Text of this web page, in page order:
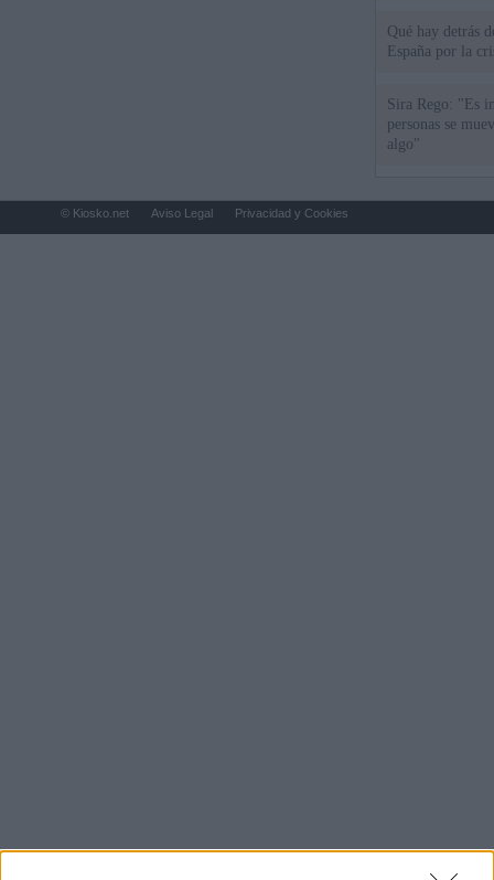
Qué hay detrás
España por la
Sira Rego: "Es
personas se
algo"
© Kiosko.net Aviso Legal Privacidad y Cookies